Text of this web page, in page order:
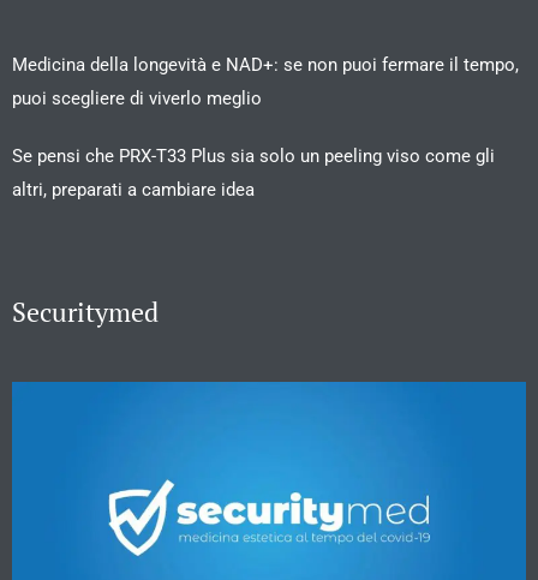
Medicina della longevità e NAD+: se non puoi fermare il tempo,
puoi scegliere di viverlo meglio
Se pensi che PRX-T33 Plus sia solo un peeling viso come gli
altri, preparati a cambiare idea
Securitymed